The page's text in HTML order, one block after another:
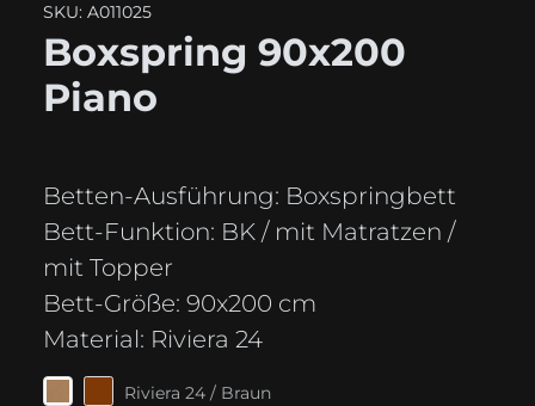
SKU: A011025
Boxspring 90x200
Piano
Betten-Ausführung: Boxspringbett
Bett-Funktion: BK / mit Matratzen /
mit Topper
Bett-Größe: 90x200 cm
Material: Riviera 24
Riviera 24 / Braun